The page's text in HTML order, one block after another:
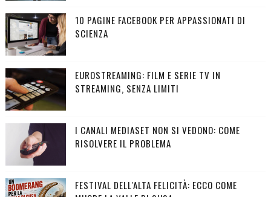
10 PAGINE FACEBOOK PER APPASSIONATI DI
SCIENZA
EUROSTREAMING: FILM E SERIE TV IN
STREAMING, SENZA LIMITI
I CANALI MEDIASET NON SI VEDONO: COME
RISOLVERE IL PROBLEMA
FESTIVAL DELL'ALTA FELICITÀ: ECCO COME